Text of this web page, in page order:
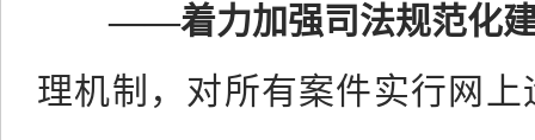
——着力加强司法规范化
理机制，对所有案件实行网